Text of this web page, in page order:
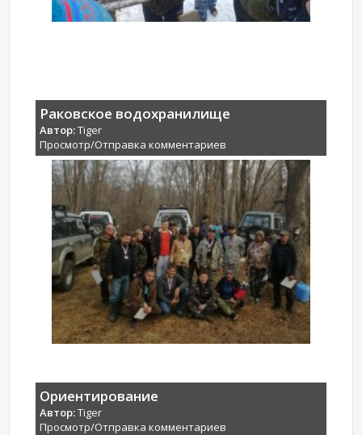
Раковское водохранилище
Автор:Tiger
Просмотр/Отправка комментариев
Ориентирование
Автор:Tiger
Просмотр/Отправка комментариев